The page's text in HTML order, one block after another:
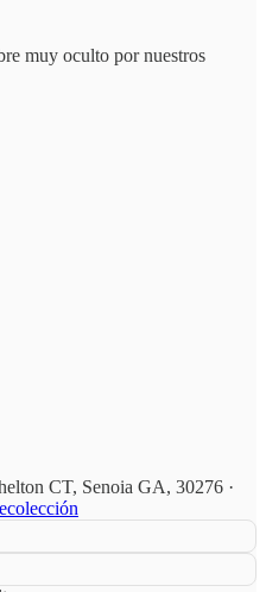
muy oculto por nuestros
CT, Senoia GA, 30276 ·